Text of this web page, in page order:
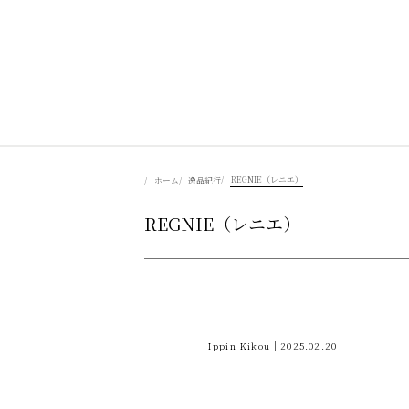
ホーム 逸品紀行 REGNIE（レニエ）
REGNIE（レニエ）
Ippin Kikou｜2025.02.20